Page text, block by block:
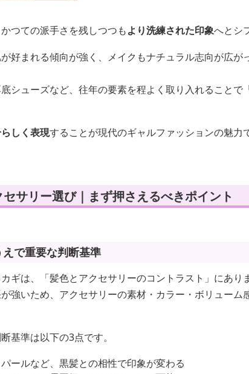
つての派手さを残しつつもより洗練された印象へとシ
好まれる傾向が強く、メイクもナチュラル志向が広が
シューズなど、往年の要素を程よく取り入れることで
しく表現することが現代のギャルファッションの魅力
サリー選び｜まず押さえるべきポイント
で重要な判断基準
ギは、「髪色とアクセサリーのコントラスト」にありま
強いため、アクセサリーの素材・カラー・ボリューム
基準は以下の3点です。
ールなど、黒髪との相性で印象が変わる